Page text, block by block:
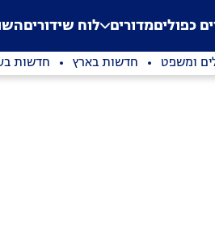
Application error: a
. כפוליםמדורים לוח שידורים
ומשפט חדשות בארץ חדשות